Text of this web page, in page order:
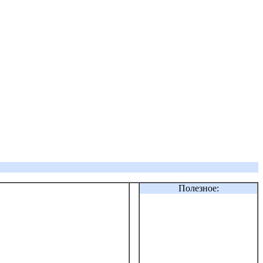
Полезное: